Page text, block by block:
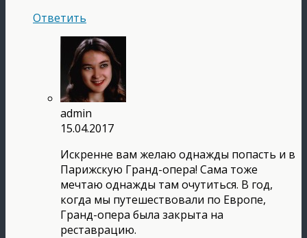
Ответить
admin
15.04.2017
Искренне вам желаю однажды попасть и в
Парижскую Гранд-опера! Сама тоже
мечтаю однажды там очутиться. В год,
когда мы путешествовали по Европе,
Гранд-опера была закрыта на
реставрацию.